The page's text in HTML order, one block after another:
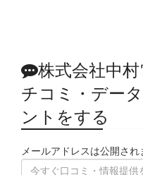
株式会社中
チコミ・デー
ントをする
メールアドレスは公開され